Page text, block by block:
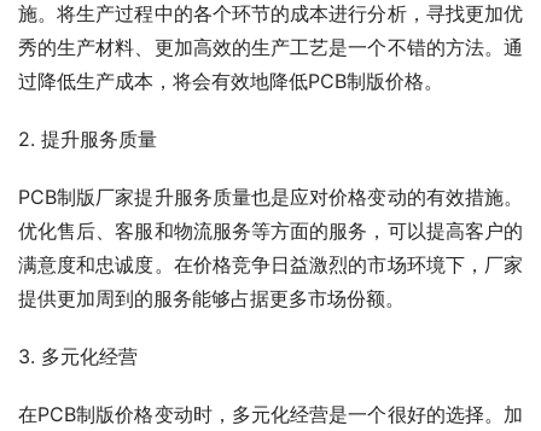
施。将生产过程中的各个环节的成本进行分析，寻找更加优
秀的生产材料、更加高效的生产工艺是一个不错的方法。通
过降低生产成本，将会有效地降低PCB制版价格。
2. 提升服务质量
PCB制版厂家提升服务质量也是应对价格变动的有效措施。
优化售后、客服和物流服务等方面的服务，可以提高客户的
满意度和忠诚度。在价格竞争日益激烈的市场环境下，厂家
提供更加周到的服务能够占据更多市场份额。
3. 多元化经营
在PCB制版价格变动时，多元化经营是一个很好的选择。加